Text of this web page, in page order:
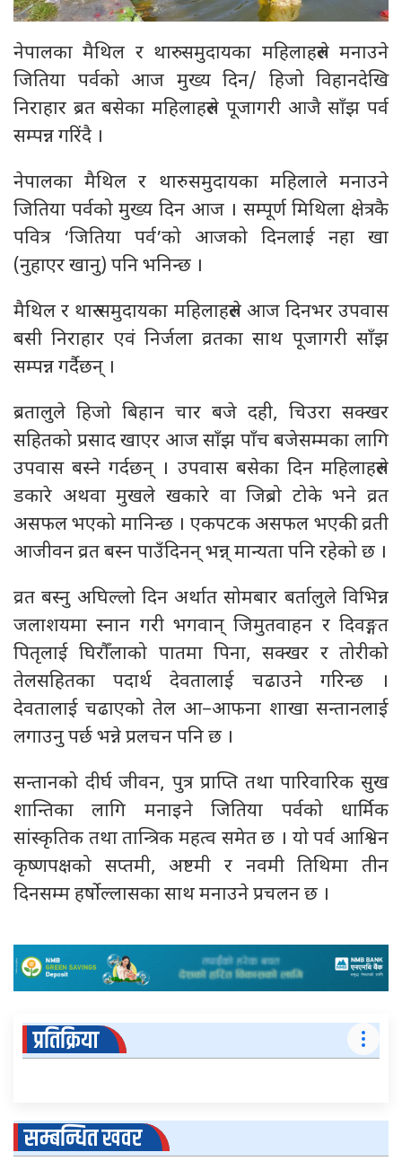
नेपालका मैथिल र थारु समुदायका महिलाहरुले मनाउने
जितिया पर्वको आज मुख्य दिन/ हिजो विहानदेखि
निराहार ब्रत बसेका महिलाहरुले पूजागरी आजै साँझ पर्व
सम्पन्न गरिंदै ।
नेपालका मैथिल र थारु समुदायका महिलाले मनाउने
जितिया पर्वको मुख्य दिन आज । सम्पूर्ण मिथिला क्षेत्रकै
पवित्र ‘जितिया पर्व’को आजको दिनलाई नहा खा
(नुहाएर खानु) पनि भनिन्छ ।
मैथिल र थारु समुदायका महिलाहरुले आज दिनभर उपवास
बसी निराहार एवं निर्जला व्रतका साथ पूजागरी साँझ
सम्पन्न गर्दैछन् ।
ब्रतालुले हिजो बिहान चार बजे दही, चिउरा सक्खर
सहितको प्रसाद खाएर आज साँझ पाँच बजेसम्मका लागि
उपवास बस्ने गर्दछन् । उपवास बसेका दिन महिलाहरुले
डकारे अथवा मुखले खकारे वा जिब्रो टोके भने व्रत
असफल भएको मानिन्छ । एकपटक असफल भएकी व्रती
आजीवन व्रत बस्न पाउँदिनन् भन्न् मान्यता पनि रहेको छ ।
व्रत बस्नु अघिल्लो दिन अर्थात सोमबार बर्तालुले विभिन्न
जलाशयमा स्नान गरी भगवान् जिमुतवाहन र दिवङ्गत
पितृलाई घिरौँलाको पातमा पिना, सक्खर र तोरीको
तेलसहितका पदार्थ देवतालाई चढाउने गरिन्छ ।
देवतालाई चढाएको तेल आ–आफना शाखा सन्तानलाई
लगाउनु पर्छ भन्ने प्रलचन पनि छ ।
सन्तानको दीर्घ जीवन, पुत्र प्राप्ति तथा पारिवारिक सुख
शान्तिका लागि मनाइने जितिया पर्वको धार्मिक
सांस्कृतिक तथा तान्त्रिक महत्व समेत छ । यो पर्व आश्विन
कृष्णपक्षको सप्तमी, अष्टमी र नवमी तिथिमा तीन
दिनसम्म हर्षोल्लासका साथ मनाउने प्रचलन छ ।
प्रतिक्रिया
सम्बन्धित खवर